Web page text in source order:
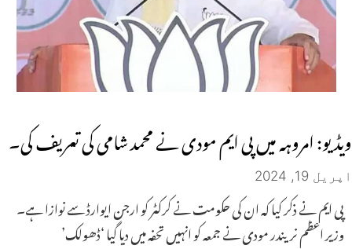
ویڈیو: امروہہ میں پی ایم مودی نے محمد شامی کی تعریف کی۔
اپریل 19, 2024
پی ایم نے ذکر کیا کہ ان کی حکومت نے کرکٹر کو ارجن ایوارڈ سے نوازا ہے۔
وزیر اعظم نریندر مودی نے جمعہ کو انہیں تحفہ میں دیا گیا ‘ڈھولک’